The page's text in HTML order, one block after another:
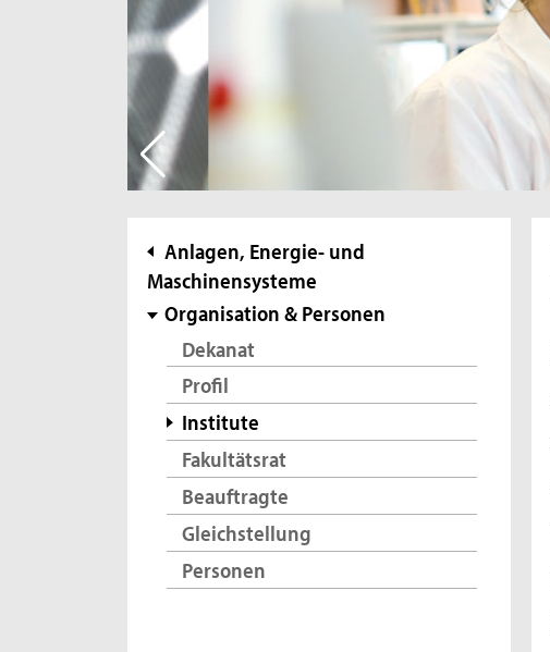
Subnavigation
Anlagen, Energie- und
Maschinensysteme
Organisation & Personen
Dekanat
Profil
Institute
Fakultätsrat
Beauftragte
Gleichstellung
Personen